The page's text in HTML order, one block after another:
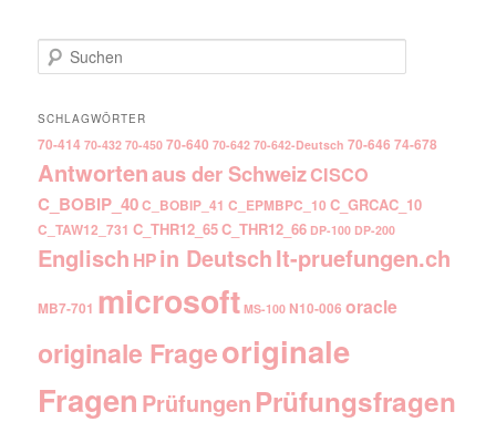
Suchen
SCHLAGWÖRTER
70-414 70-432 70-450 70-640 70-642 70-642-Deutsch 70-646 74-678
Antwortenaus der SchweizCISCO
C_BOBIP_40C_BOBIP_41 C_EPMBPC_10 C_GRCAC_10
C_TAW12_731 C_THR12_65C_THR12_66 DP-100 DP-200
Englisch HPin DeutschIt-pruefungen.ch
MB7-701 microsoft MS-100 N10-006 oracle
originale Frageoriginale
Fragen Prüfungen Prüfungsfragen